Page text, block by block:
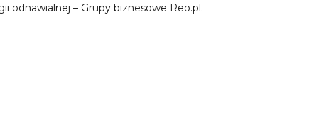
odnawialnej – Grupy biznesowe Reo.pl.